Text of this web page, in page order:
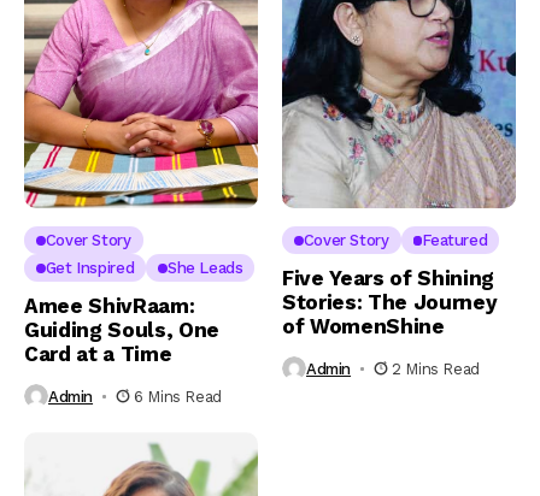
Cover Story
Get Inspired
She Leads
Amee ShivRaam:
Guiding Souls, One
Card at a Time
Admin 6 Mins Read
Cover Story Featured
Five Years of Shining
Stories: The Journey
of WomenShine
Admin 2 Mins Read